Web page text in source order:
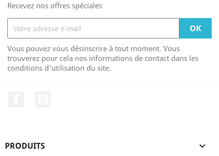
Recevez nos offres spéciales
Vous pouvez vous désinscrire à tout moment. Vous
trouverez pour cela nos informations de contact dans les
conditions d'utilisation du site.
PRODUITS 